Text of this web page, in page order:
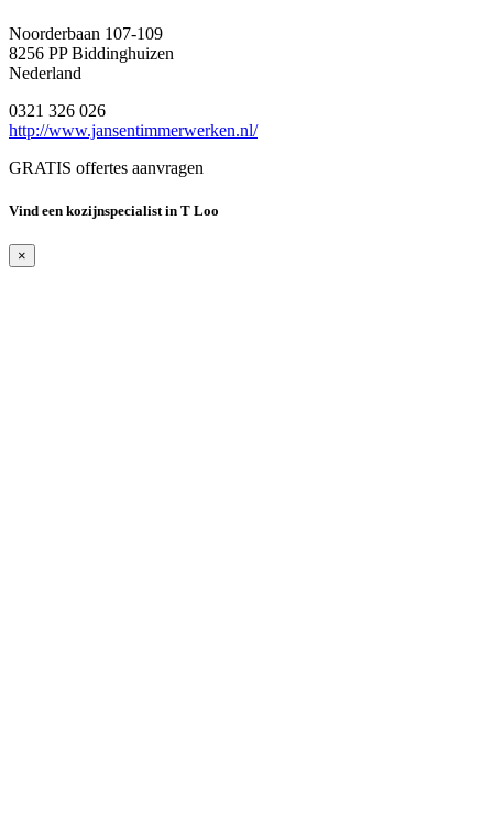
Noorderbaan 107-109
8256 PP Biddinghuizen
Nederland
0321 326 026
http://www.jansentimmerwerken.nl/
GRATIS offertes aanvragen
Vind een kozijnspecialist in T Loo
×